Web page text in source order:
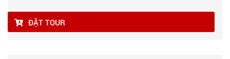
ĐẶT TOUR